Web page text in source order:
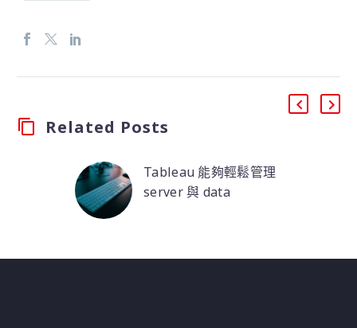
Related Posts
Tableau 能夠輕鬆管理
server 與 data